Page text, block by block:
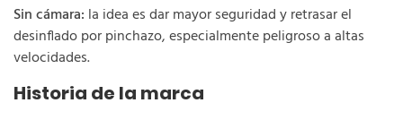
Sin cámara: la idea es dar mayor seguridad y retrasar el
desinflado por pinchazo, especialmente peligroso a altas
velocidades.
Historia de la marca